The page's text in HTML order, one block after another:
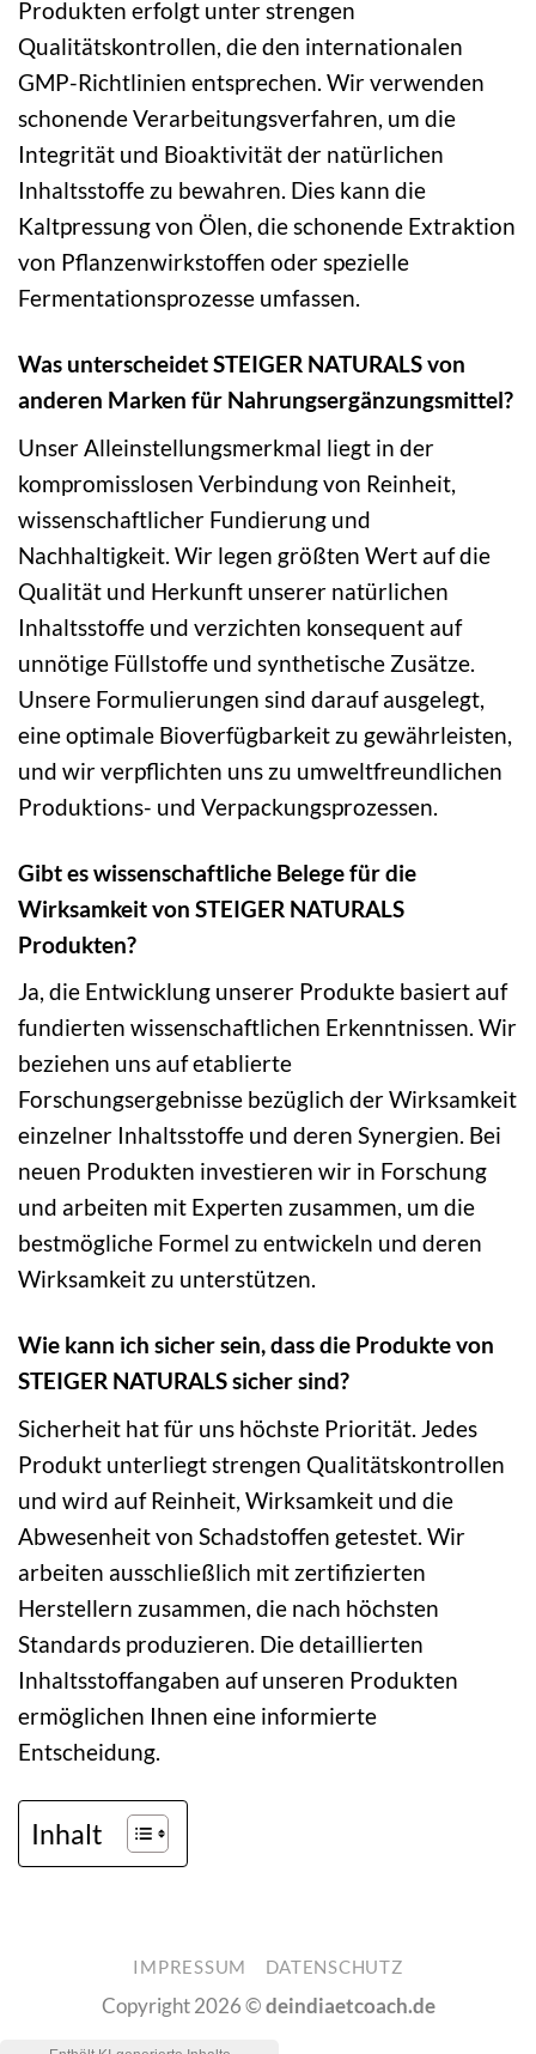
Produkten erfolgt unter strengen
Qualitätskontrollen, die den internationalen
GMP-Richtlinien entsprechen. Wir verwenden
schonende Verarbeitungsverfahren, um die
Integrität und Bioaktivität der natürlichen
Inhaltsstoffe zu bewahren. Dies kann die
Kaltpressung von Ölen, die schonende Extraktion
von Pflanzenwirkstoffen oder spezielle
Fermentationsprozesse umfassen.
Was unterscheidet STEIGER NATURALS von
anderen Marken für Nahrungsergänzungsmittel?
Unser Alleinstellungsmerkmal liegt in der
kompromisslosen Verbindung von Reinheit,
wissenschaftlicher Fundierung und
Nachhaltigkeit. Wir legen größten Wert auf die
Qualität und Herkunft unserer natürlichen
Inhaltsstoffe und verzichten konsequent auf
unnötige Füllstoffe und synthetische Zusätze.
Unsere Formulierungen sind darauf ausgelegt,
eine optimale Bioverfügbarkeit zu gewährleisten,
und wir verpflichten uns zu umweltfreundlichen
Produktions- und Verpackungsprozessen.
Gibt es wissenschaftliche Belege für die
Wirksamkeit von STEIGER NATURALS
Produkten?
Ja, die Entwicklung unserer Produkte basiert auf
fundierten wissenschaftlichen Erkenntnissen. Wir
beziehen uns auf etablierte
Forschungsergebnisse bezüglich der Wirksamkeit
einzelner Inhaltsstoffe und deren Synergien. Bei
neuen Produkten investieren wir in Forschung
und arbeiten mit Experten zusammen, um die
bestmögliche Formel zu entwickeln und deren
Wirksamkeit zu unterstützen.
Wie kann ich sicher sein, dass die Produkte von
STEIGER NATURALS sicher sind?
Sicherheit hat für uns höchste Priorität. Jedes
Produkt unterliegt strengen Qualitätskontrollen
und wird auf Reinheit, Wirksamkeit und die
Abwesenheit von Schadstoffen getestet. Wir
arbeiten ausschließlich mit zertifizierten
Herstellern zusammen, die nach höchsten
Standards produzieren. Die detaillierten
Inhaltsstoffangaben auf unseren Produkten
ermöglichen Ihnen eine informierte
Entscheidung.
Inhalt
IMPRESSUM DATENSCHUTZ
Copyright 2026 ©deindiaetcoach.de